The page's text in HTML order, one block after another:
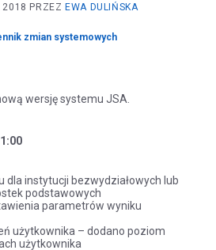
2018 PRZEZEWA DULIŃSKA
zmian systemowych
wersję systemu JSA.
dla instytucji bezwydziałowych lub
podstawowych
parametrów wyniku
użytkownika – dodano poziom
użytkownika